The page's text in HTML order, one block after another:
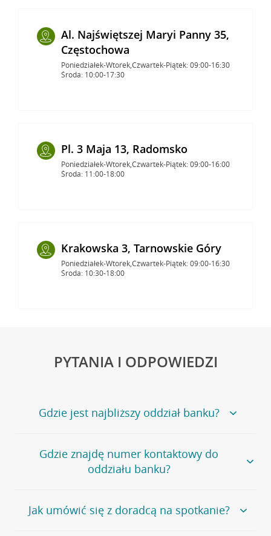
Al. Najświętszej Maryi Panny 35,
Częstochowa
Poniedziałek-Wtorek,Czwartek-Piątek: 09:00-16:30
Środa: 10:00-17:30
Pl. 3 Maja 13, Radomsko
Poniedziałek-Wtorek,Czwartek-Piątek: 09:00-16:00
Środa: 11:00-18:00
Krakowska 3, Tarnowskie Góry
Poniedziałek-Wtorek,Czwartek-Piątek: 09:00-16:30
Środa: 10:30-18:00
PYTANIA I ODPOWIEDZI
Gdzie jest najbliższy oddział banku?
Jeśli szukasz oddziału naszego banku, zapraszamy na
stronęPlacówki i bankomaty, na której znajduje się
wygodna wyszukiwarka.
oddziałów
Gdzie znajdę numer kontaktowy do
oddziału banku?
Bank Credit Agricole nie udostępnia ogólnego numeru
telefonu do placówki bankowej.
Jak umówić się z doradcą na spotkanie?